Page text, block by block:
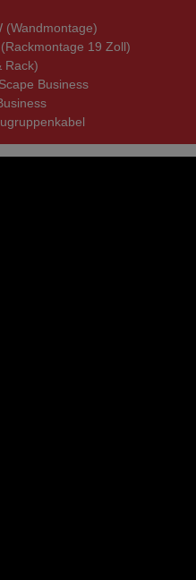
(Wandmontage)
19 Zoll)
Rack)
Business